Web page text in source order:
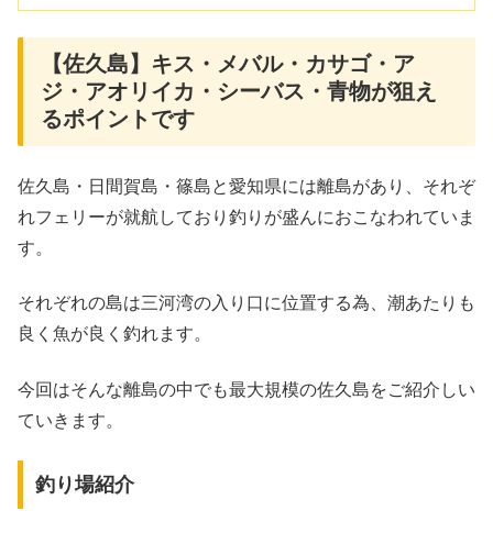
【佐久島】キス・メバル・カサゴ・ア
ジ・アオリイカ・シーバス・青物が狙え
るポイントです
佐久島・日間賀島・篠島と愛知県には離島があり、それぞ
れフェリーが就航しており釣りが盛んにおこなわれていま
す。
それぞれの島は三河湾の入り口に位置する為、潮あたりも
良く魚が良く釣れます。
今回はそんな離島の中でも最大規模の佐久島をご紹介しい
ていきます。
釣り場紹介